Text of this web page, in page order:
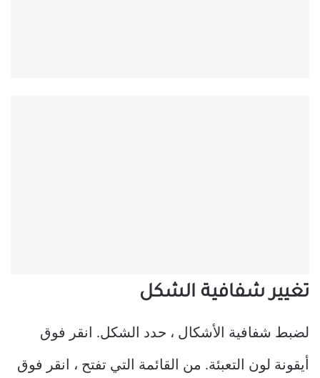
تغيير شفافية الشكل
لضبط شفافية الأشكال ، حدد الشكل. انقر فوق
أيقونة لون التعبئة. من القائمة التي تفتح ، انقر فوق